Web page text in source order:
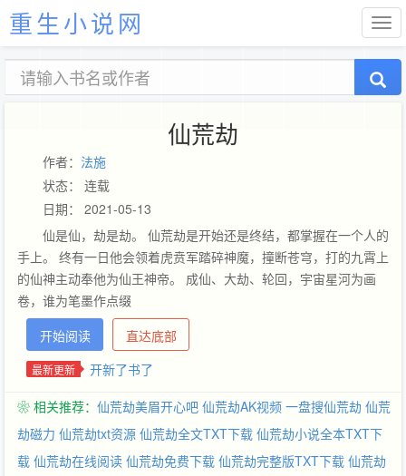
重生小说网
仙荒劫
作者： 法施
状态： 连载
日期： 2021-05-13
仙是仙，劫是劫。 仙荒劫是开始还是终结，都掌握在一个人的
手上。 终有一日他会领着虎贲军踏碎神魔，撞断苍穹，打的九霄上
的仙神主动奉他为仙王神帝。 成仙、大劫、轮回，宇宙星河为画
卷，谁为笔墨作点缀
———————————————————————— 群号
169228196，各种聊天打屁
开始阅读 直达底部
最新更新 开新了书了
❀ 相关推荐： 仙荒劫美眉开心吧 仙荒劫AK视频 一盘搜仙荒劫 仙荒
劫磁力 仙荒劫txt资源 仙荒劫全文TXT下载 仙荒劫小说全本TXT下
载 仙荒劫在线阅读 仙荒劫免费下载 仙荒劫完整版TXT下载 仙荒劫